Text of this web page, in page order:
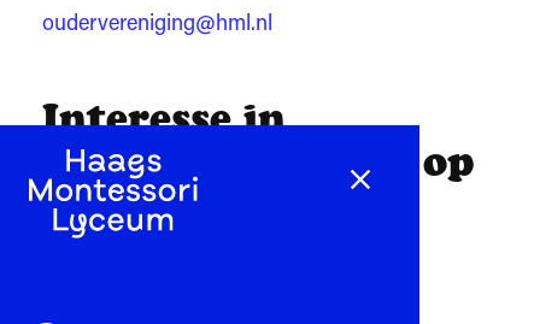
oudervereniging@hml.nl
Interesse in
ouderparticipatie op
het HML?